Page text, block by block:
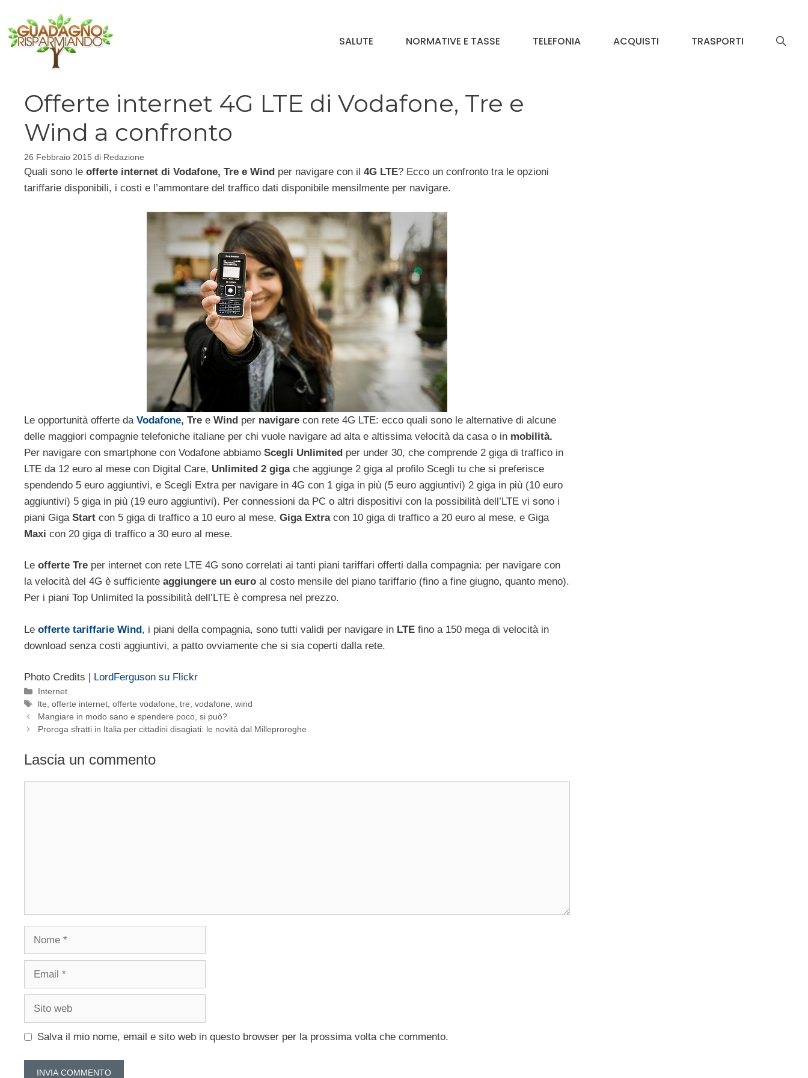
contenuto
SALUTE NORMATIVE E TASSE TELEFONIA ACQUISTI TRASPORTI
Offerte internet 4G LTE di Vodafone, Tre e
Wind a confronto
26 Febbraio 2015 di Redazione
Quali sono le offerte internet di Vodafone, Tre e Wind per navigare con il 4G LTE? Ecco un confronto tra le opzioni
tariffarie disponibili, i costi e l’ammontare del traffico dati disponibile mensilmente per navigare.
Le opportunità offerte da Vodafone, Tre e Wind per navigare con rete 4G LTE: ecco quali sono le alternative di alcune
delle maggiori compagnie telefoniche italiane per chi vuole navigare ad alta e altissima velocità da casa o in mobilità.
Per navigare con smartphone con Vodafone abbiamo Scegli Unlimited per under 30, che comprende 2 giga di traffico in
LTE da 12 euro al mese con Digital Care, Unlimited 2 gigache aggiunge 2 giga al profilo Scegli tu che si preferisce
spendendo 5 euro aggiuntivi, e Scegli Extra per navigare in 4G con 1 giga in più (5 euro aggiuntivi) 2 giga in più (10 euro
aggiuntivi) 5 giga in più (19 euro aggiuntivi). Per connessioni da PC o altri dispositivi con la possibilità dell’LTE vi sono i
piani Giga Start con 5 giga di traffico a 10 euro al mese, Giga Extracon 10 giga di traffico a 20 euro al mese, e Giga
Maxi con 20 giga di traffico a 30 euro al mese.
Le offerte Tre per internet con rete LTE 4G sono correlati ai tanti piani tariffari offerti dalla compagnia: per navigare con
la velocità del 4G è sufficiente aggiungere un euro al costo mensile del piano tariffario (fino a fine giugno, quanto meno).
Per i piani Top Unlimited la possibilità dell’LTE è compresa nel prezzo.
Le offerte tariffarie Wind, i piani della compagnia, sono tutti validi per navigare in LTE fino a 150 mega di velocità in
download senza costi aggiuntivi, a patto ovviamente che si sia coperti dalla rete.
Photo Credits | LordFerguson su Flickr
Categorie
Internet
Tag
lte,offerte internet,offerte vodafone,tre,vodafone,wind
Mangiare in modo sano e spendere poco, si può?
Proroga sfratti in Italia per cittadini disagiati: le novità dal Milleproroghe
Lascia un commento
Salva il mio nome, email e sito web in questo browser per la prossima volta che commento.